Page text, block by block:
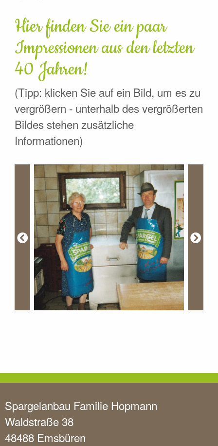
Hier finden Sie ein paar
Impressionen aus den letzten
40 Jahren!
(Tipp: klicken Sie auf ein Bild, um es zu
vergrößern - unterhalb des vergrößerten
Bildes stehen zusätzliche
Informationen)
Spargelanbau Familie Hopmann
Waldstraße 38
48488 Emsbüren